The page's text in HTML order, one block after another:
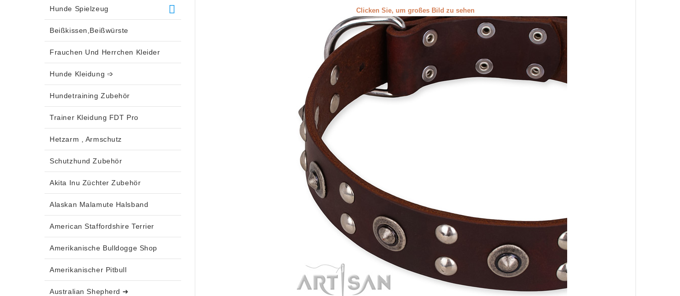
Clicken Sie, um großes Bild zu sehen
Hunde Spielzeug
Beißkissen,Beißwürste
Frauchen Und Herrchen Kleider
Hunde Kleidung ➩
Hundetraining Zubehör
Trainer Kleidung FDT Pro
Hetzarm , Armschutz
Schutzhund Zubehör
Akita Inu Züchter Zubehör
Alaskan Malamute Halsband
American Staffordshire Terrier
Amerikanische Bulldogge Shop
Amerikanischer Pitbull
Australian Shepherd ➜